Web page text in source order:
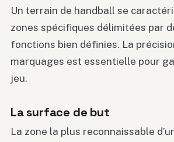
Un terrain de handball se
zones spécifiques délimitées par
fonctions bien définies. La
marquages est essentielle pour
jeu.
La surface de but
La zone la plus reconnaissable